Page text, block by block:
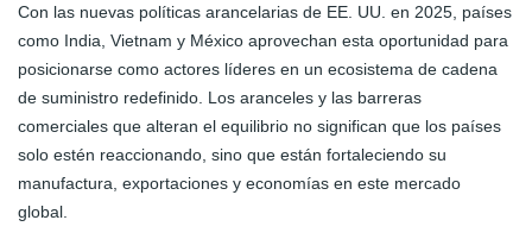
Con las nuevas políticas arancelarias de EE. UU. en 2025, países
como India, Vietnam y México aprovechan esta oportunidad para
posicionarse como actores líderes en un ecosistema de cadena
de suministro redefinido. Los aranceles y las barreras
comerciales que alteran el equilibrio no significan que los países
solo estén reaccionando, sino que están fortaleciendo su
manufactura, exportaciones y economías en este mercado
global.